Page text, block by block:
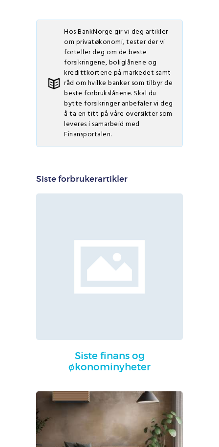
Hos BankNorge gir vi deg artikler
om privatøkonomi, tester der vi
forteller deg om de beste
forsikringene, boliglånene og
kredittkortene på markedet samt
råd om hvilke banker som tilbyr de
beste forbrukslånene. Skal du
bytte forsikringer anbefaler vi deg
å ta en titt på våre oversikter som
leveres i samarbeid med
Finansportalen.
Siste forbrukerartikler
Siste finans og
økonominyheter